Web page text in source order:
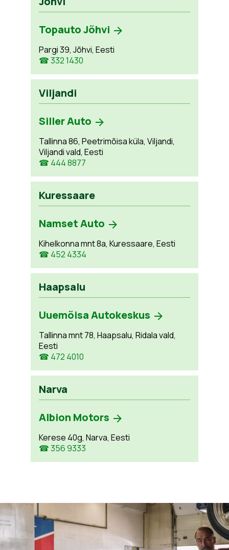
Topauto Jõhvi
Pargi 39, Jõhvi, Eesti
☎ 332 1430
Viljandi
Siller Auto
Tallinna 86, Peetrimõisa küla, Viljandi,
Viljandi vald, Eesti
☎ 444 8877
Kuressaare
Namset Auto
Kihelkonna mnt 8a, Kuressaare, Eesti
☎ 452 4334
Haapsalu
Uuemõisa Autokeskus
Tallinna mnt 78, Haapsalu, Ridala vald,
Eesti
☎ 472 4010
Narva
Albion Motors
Kerese 40g, Narva, Eesti
☎ 356 9333